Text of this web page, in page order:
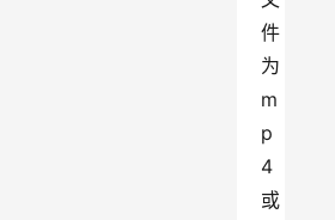
件
为
m
p
4
或